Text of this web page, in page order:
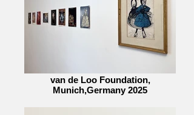
van de Loo Foundation,
Munich,Germany 2025